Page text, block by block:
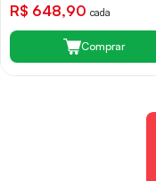
R$ 648,90 cada
Comprar